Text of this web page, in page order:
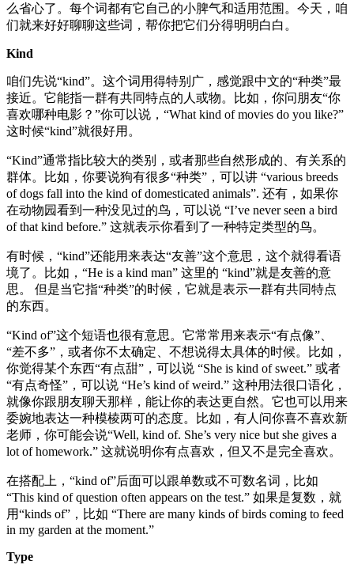
么省心了。每个词都有它自己的小脾气和适用范围。今天，咱
们就来好好聊聊这些词，帮你把它们分得明明白白。
Kind
咱们先说“kind”。这个词用得特别广，感觉跟中文的“种类”最
接近。它能指一群有共同特点的人或物。比如，你问朋友“你
喜欢哪种电影？”你可以说，“What kind of movies do you like?”
这时候“kind”就很好用。
“Kind”通常指比较大的类别，或者那些自然形成的、有关系的
群体。比如，你要说狗有很多“种类”，可以讲 “various breeds
of dogs fall into the kind of domesticated animals”. 还有，如果你
在动物园看到一种没见过的鸟，可以说 “I’ve never seen a bird
of that kind before.” 这就表示你看到了一种特定类型的鸟。
有时候，“kind”还能用来表达“友善”这个意思，这个就得看语
境了。比如，“He is a kind man” 这里的 “kind”就是友善的意
思。 但是当它指“种类”的时候，它就是表示一群有共同特点
的东西。
“Kind of”这个短语也很有意思。它常常用来表示“有点像”、
“差不多”，或者你不太确定、不想说得太具体的时候。比如，
你觉得某个东西“有点甜”，可以说 “She is kind of sweet.” 或者
“有点奇怪”，可以说 “He’s kind of weird.” 这种用法很口语化，
就像你跟朋友聊天那样，能让你的表达更自然。它也可以用来
委婉地表达一种模棱两可的态度。比如，有人问你喜不喜欢新
老师，你可能会说“Well, kind of. She’s very nice but she gives a
lot of homework.” 这就说明你有点喜欢，但又不是完全喜欢。
在搭配上，“kind of”后面可以跟单数或不可数名词，比如
“This kind of question often appears on the test.” 如果是复数，就
用“kinds of”，比如 “There are many kinds of birds coming to feed
in my garden at the moment.”
Type